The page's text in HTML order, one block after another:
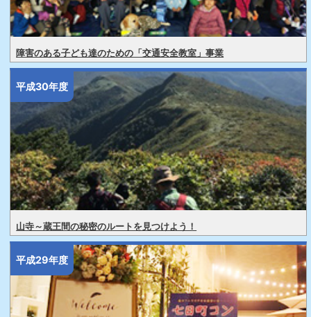
障害のある子ども達のための「交通安全教室」事業
平成30年度
山寺～蔵王間の秘密のルートを見つけよう！
平成29年度